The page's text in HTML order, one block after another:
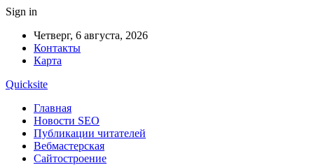
Sign in
Четверг, 6 августа, 2026
Контакты
Карта
Quicksite
Главная
Новости SEO
Публикации читателей
Вебмастерская
Сайтостроение